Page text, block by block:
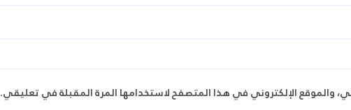
والموقع الإلكتروني في هذا المتصفح لاستخدامها المرة المقبلة في تعليقي.